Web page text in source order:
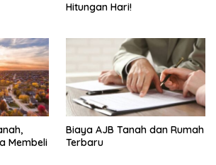
Hitungan Hari!
Membeli
Biaya AJB Tanah dan Rumah
Terbaru